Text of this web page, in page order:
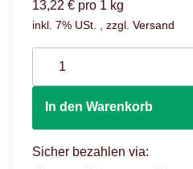
13,22 € pro 1 kg
inkl. 7% USt. , zzgl. Versand
In den Warenkorb
Sicher bezahlen via: